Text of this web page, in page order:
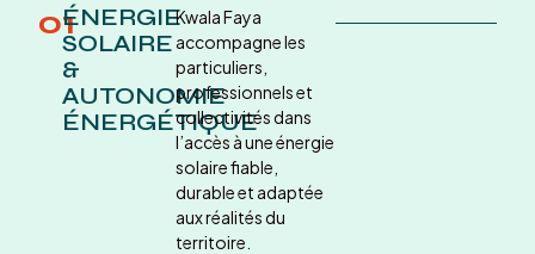
01ÉNERGIE
SOLAIRE
&
AUTONOMIE
ÉNERGÉTIQUE
Kwala Faya
accompagne les
particuliers,
professionnels et
collectivités dans
l’accès à une énergie
solaire fiable,
durable et adaptée
aux réalités du
territoire.